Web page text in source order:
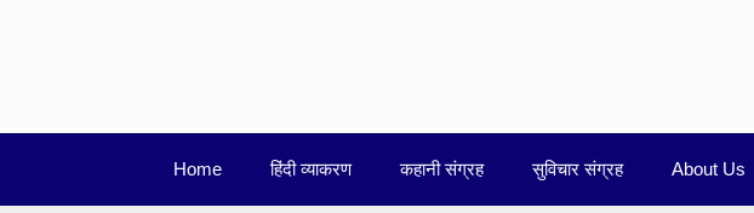
Home हिंदी व्याकरण कहानी संग्रह सुविचार संग्रह About Us